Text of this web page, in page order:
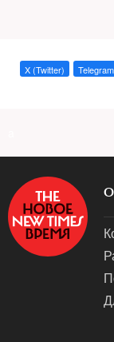
X (Twitter) Telegram